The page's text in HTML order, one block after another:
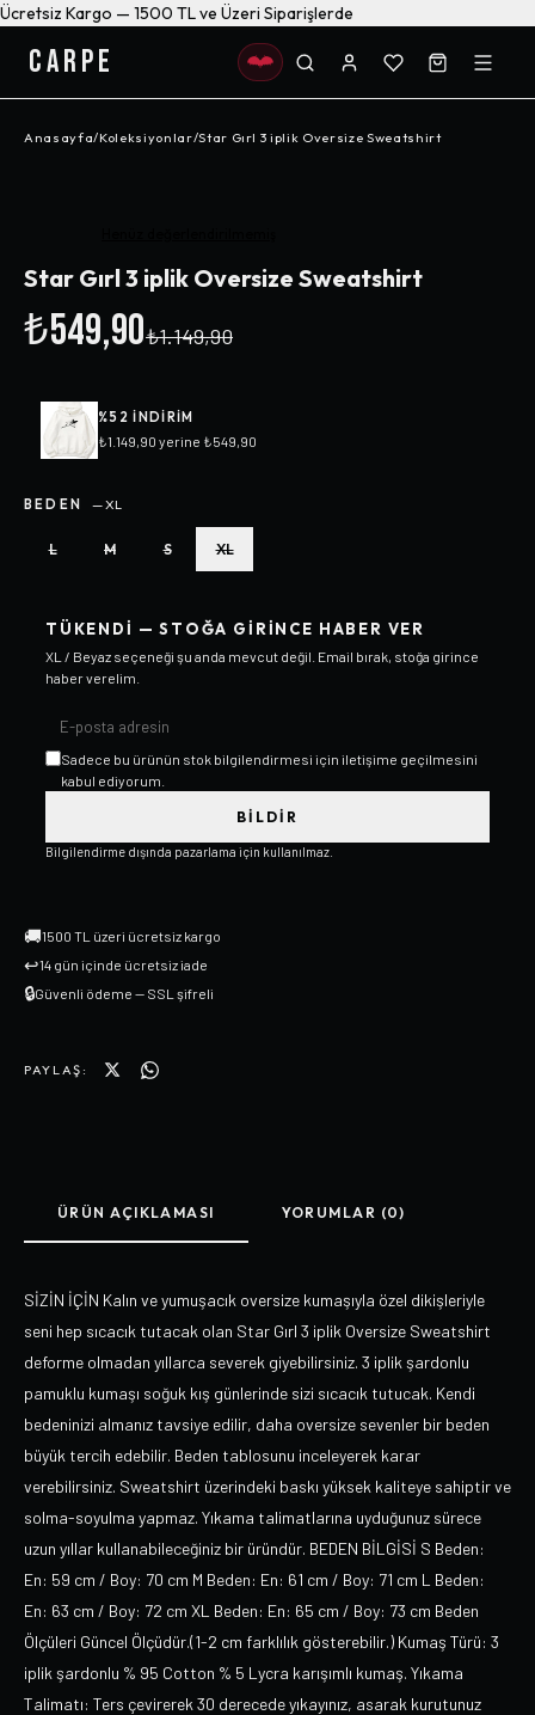
Ücretsiz Kargo — 1500 TL ve Üzeri Siparişlerde
CARPE
Anasayfa/Koleksiyonlar/Star Gırl 3 iplik Oversize Sweatshirt
Star Gırl 3 iplik Oversize Sweatshirt
₺549,90₺1.149,90
%52 INDIRIM
₺1.149,90 yerine ₺549,90
BEDEN —XL
L M S XL
TÜKENDI — STOĞA GIRINCE HABER VER
XL / Beyaz seçeneği şu anda mevcut değil. Email bırak, stoğa girince
haber verelim.
Sadece bu ürünün stok bilgilendirmesi için iletişime geçilmesini
kabul ediyorum.
BILDIR
Bilgilendirme dışında pazarlama için kullanılmaz.
🚚1500 TL üzeri ücretsiz kargo
↩14 gün içinde ücretsiz iade
🔒Güvenli ödeme — SSL şifreli
PAYLAŞ:
ÜRÜN AÇIKLAMASI YORUMLAR (0)
SİZİN İÇİN Kalın ve yumuşacık oversize kumaşıyla özel dikişleriyle
seni hep sıcacık tutacak olan Star Gırl 3 iplik Oversize Sweatshirt
deforme olmadan yıllarca severek giyebilirsiniz. 3 iplik şardonlu
pamuklu kumaşı soğuk kış günlerinde sizi sıcacık tutucak. Kendi
bedeninizi almanız tavsiye edilir, daha oversize sevenler bir beden
büyük tercih edebilir. Beden tablosunu inceleyerek karar
verebilirsiniz. Sweatshirt üzerindeki baskı yüksek kaliteye sahiptir ve
solma-soyulma yapmaz. Yıkama talimatlarına uyduğunuz sürece
uzun yıllar kullanabileceğiniz bir üründür. BEDEN BİLGİSİ S Beden:
En: 59 cm / Boy: 70 cm M Beden: En: 61 cm / Boy: 71 cm L Beden:
En: 63 cm / Boy: 72 cm XL Beden: En: 65 cm / Boy: 73 cm Beden
Ölçüleri Güncel Ölçüdür.(1-2 cm farklılık gösterebilir.) Kumaş Türü: 3
iplik şardonlu % 95 Cotton % 5 Lycra karışımlı kumaş. Yıkama
Talimatı: Ters çevirerek 30 derecede yıkayınız, asarak kurutunuz